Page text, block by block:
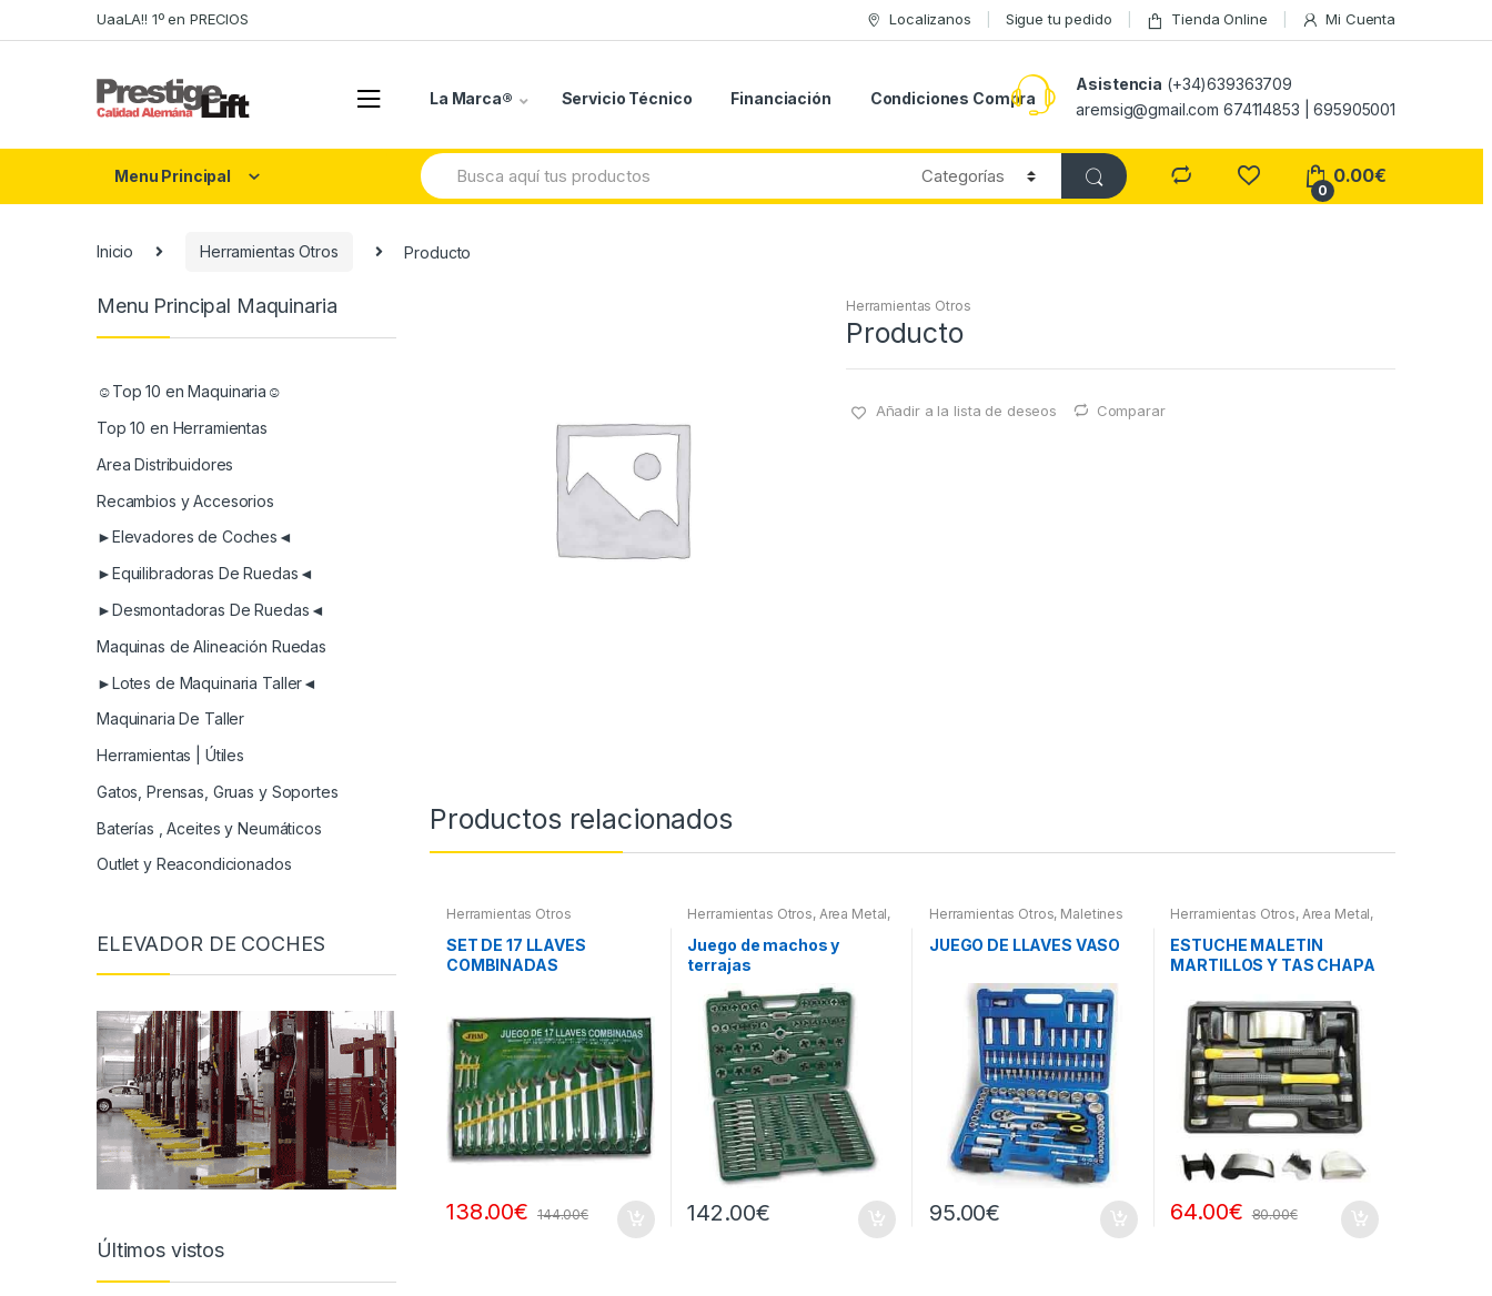
to
to
UaaLA!! 1º en PRECIOS Localizanos Sigue tu pedido Tienda Online Mi Cuenta
La Marca® Servicio Técnico Financiación Condiciones Compra
Asistencia (+34)639363709
aremsig@gmail.com 674114853 | 695905001
Menu Principal
Search
for:
0
0.00€
Inicio Herramientas Otros Producto
Herramientas Otros
Producto
Añadir a la lista de deseos Comparar
Productos relacionados
Herramientas Otros
SET DE 17 LLAVES
COMBINADAS
138.00€ 144.00€
Herramientas Otros, Area Metal,
Maletines Herramientas,
Extractores, Compresímetros,
otros
Juego de machos y
terrajas
142.00€
Herramientas Otros, Maletines
Compresímetros, otros
JUEGO DE LLAVES VASO
95.00€
Herramientas Otros, Area Metal,
Pintura,Maletines Herramientas,
Extractores, Compresímetros,
otros
ESTUCHE MALETIN
MARTILLOS Y TAS CHAPA
64.00€ 80.00€
Menu Principal Maquinaria
☺Top 10 en Maquinaria☺
Top 10 en Herramientas
Area Distribuidores
Recambios y Accesorios
►Elevadores de Coches◄
►Equilibradoras De Ruedas◄
►Desmontadoras De Ruedas◄
Maquinas de Alineación Ruedas
►Lotes de Maquinaria Taller◄
Maquinaria De Taller
Herramientas | Útiles
Gatos, Prensas, Gruas y Soportes
Baterías , Aceites y Neumáticos
Outlet y Reacondicionados
ELEVADOR DE COCHES
Últimos vistos